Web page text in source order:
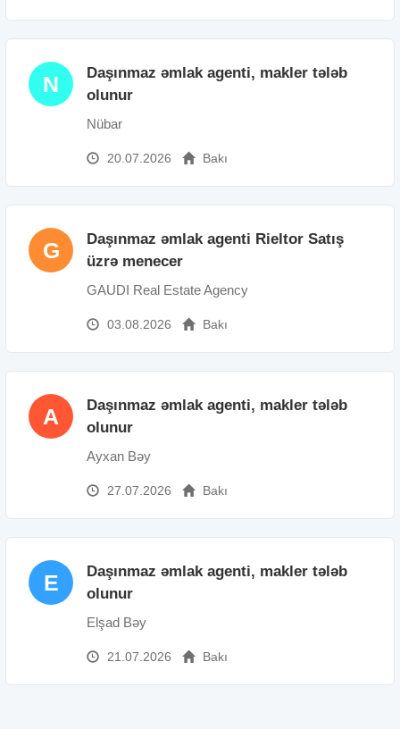
N
Daşınmaz əmlak agenti, makler tələb
olunur
Nübar
20.07.2026 Bakı
G
Daşınmaz əmlak agenti Rieltor Satış
üzrə menecer
GAUDI Real Estate Agency
03.08.2026 Bakı
A
Daşınmaz əmlak agenti, makler tələb
olunur
Ayxan Bəy
27.07.2026 Bakı
E
Daşınmaz əmlak agenti, makler tələb
olunur
Elşad Bəy
21.07.2026 Bakı